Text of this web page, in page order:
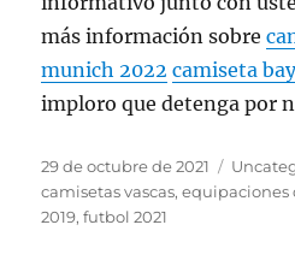
más información sobre
munich 2022 camiseta
imploro que detenga por
Publicado
el
29 de octubre de 2021
camisetas vascas,equipaciones
2019,futbol 2021